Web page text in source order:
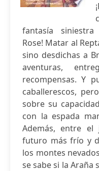
fantasía
Rose! Matar al
sino desdichas a
aventuras,
recompensas. Y
caballerescos,
sobre su
con la espada
Además, entre
futuro más frío y
los montes
se sabe si la Araña